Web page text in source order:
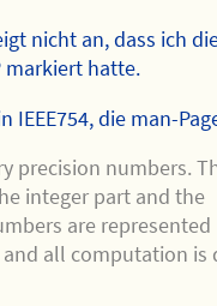
nicht an, dass ich
markiert hatte.
IEEE754, die man-
precision numbers.
integer part and the
are represented
all computation is